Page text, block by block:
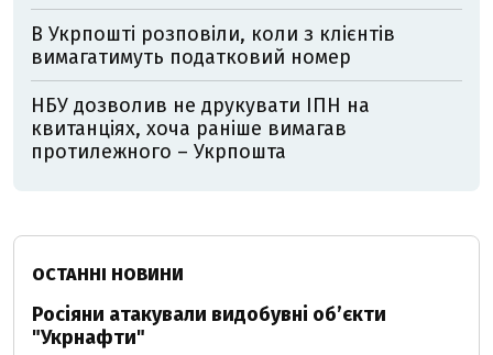
В Укрпошті розповіли, коли з клієнтів
вимагатимуть податковий номер
НБУ дозволив не друкувати ІПН на
квитанціях, хоча раніше вимагав
протилежного – Укрпошта
ОСТАННІ НОВИНИ
Росіяни атакували видобувні обʼєкти
"Укрнафти"